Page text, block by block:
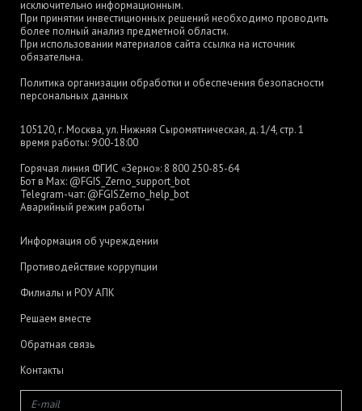
исключительно информационным.
При принятии инвестиционных решений необходимо проводить
более полный анализ предметной области.
При использовании материалов сайта ссылка на источник
обязательна.
Политика организации обработки и обеспечения безопасности
персональных данных
105120, г. Москва, ул. Нижняя Сыромятническая, д. 1/4, стр. 1
время работы: 9:00-18:00
Горячая линия ФГИС «Зерно»: 8 800 250-85-64
Бот в Max: @FGIS_Zerno_support_bot
Telegram-чат: @FGISZerno_help_bot
Аварийный режим работы
Информация об учреждении
Противодействие коррупции
Филиалы и РОУ АПК
Решаем вместе
Обратная связь
Контакты